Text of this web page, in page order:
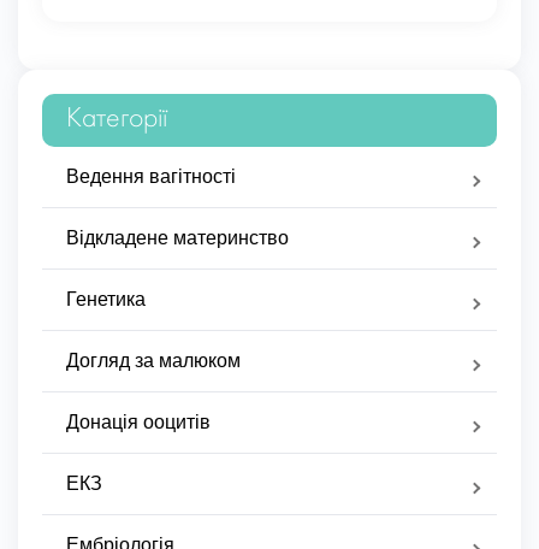
Категорії
Ведення вагітності
Відкладене материнство
Генетика
Догляд за малюком
Донація ооцитів
ЕКЗ